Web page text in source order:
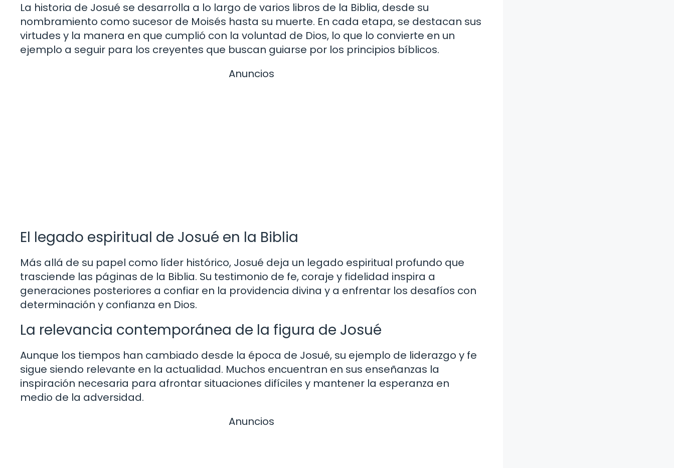
La historia de Josué se desarrolla a lo largo de varios libros de la Biblia, desde su
nombramiento como sucesor de Moisés hasta su muerte. En cada etapa, se destacan sus
virtudes y la manera en que cumplió con la voluntad de Dios, lo que lo convierte en un
ejemplo a seguir para los creyentes que buscan guiarse por los principios bíblicos.
Anuncios
El legado espiritual de Josué en la Biblia
Más allá de su papel como líder histórico, Josué deja un legado espiritual profundo que
trasciende las páginas de la Biblia. Su testimonio de fe, coraje y fidelidad inspira a
generaciones posteriores a confiar en la providencia divina y a enfrentar los desafíos con
determinación y confianza en Dios.
La relevancia contemporánea de la figura de Josué
Aunque los tiempos han cambiado desde la época de Josué, su ejemplo de liderazgo y fe
sigue siendo relevante en la actualidad. Muchos encuentran en sus enseñanzas la
inspiración necesaria para afrontar situaciones difíciles y mantener la esperanza en
medio de la adversidad.
Anuncios